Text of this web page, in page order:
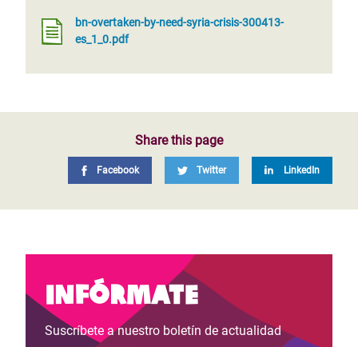
bn-overtaken-by-need-syria-crisis-300413-
es_1_0.pdf
Share this page
Facebook Twitter LinkedIn
Infórmate
Suscríbete a nuestro boletín de actualidad